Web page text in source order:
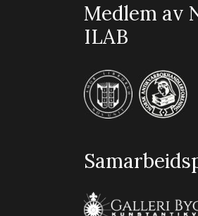
Medlem av
ILAB